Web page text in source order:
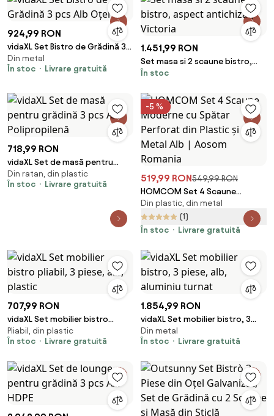
924,99 RON
vidaXL Set Bistro de Grădină 3
pcs Alb Oțel
Din metal
În stoc
Livrare gratuită
1.451,99 RON
Set masa si 2 scaune bistro,
aspect antichizat, Victoria
În stoc
718,99 RON
vidaXL Set de masă pentru
grădină 3 pcs Alb Polipropilenă
Din ratan, din plastic
În stoc
Livrare gratuită
-5 %
519,99 RON549,99 RON
HOMCOM Set 4 Scaune
Moderne cu Spătar Perforat
din Plastic și Metal Alb | Aosom
Romania
Din plastic, din metal
(1)
În stoc
Livrare gratuită
707,99 RON
vidaXL Set mobilier bistro
pliabil, 3 piese, alb, plastic
Pliabil, din plastic
În stoc
Livrare gratuită
1.854,99 RON
vidaXL Set mobilier bistro, 3
piese, alb, aluminiu turnat
Din metal
În stoc
Livrare gratuită